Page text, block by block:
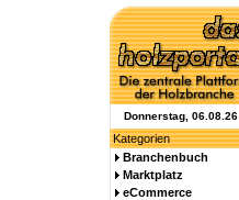
Donnerstag, 06.08.26
Kategorien
Branchenbuch
Marktplatz
eCommerce